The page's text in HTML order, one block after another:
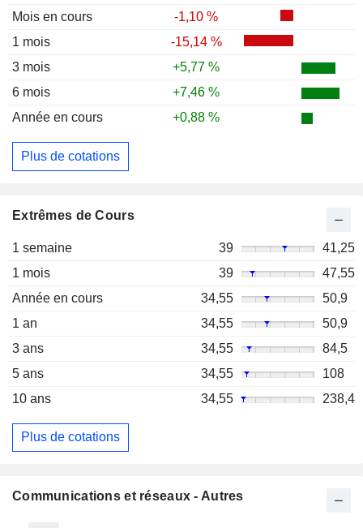
Mois en cours
-1,10 %
1 mois
-15,14 %
3 mois
+5,77 %
6 mois
+7,46 %
Année en cours
+0,88 %
Plus de cotations
Extrêmes de Cours
1 semaine 39
41,25
1 mois
39
47,55
Année en cours
34,55
50,9
1 an
34,55
50,9
3 ans
34,55
84,5
5 ans
34,55
108
10 ans
34,55 238,4
Plus de cotations
Communications et réseaux - Autres